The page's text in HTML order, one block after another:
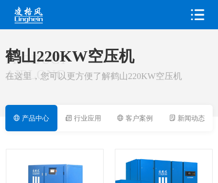
PRODUCT
AIRLONG
鹤山220KW空压机
在这里，您可以更方便了解鹤山220KW空压机
产品中心 行业应用 客户案例 新闻动态